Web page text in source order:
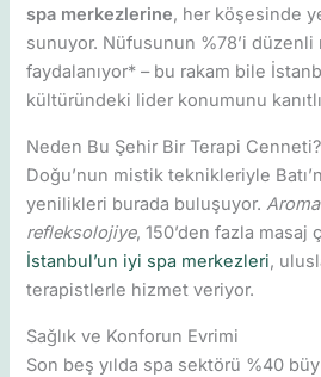
spa merkezlerine, her köşesinde
sunuyor. Nüfusunun %78’i
faydalanıyor* – bu rakam bile
kültüründeki lider konumunu
Neden Bu Şehir Bir Terapi Cenneti?
Doğu’nun mistik teknikleriyle
yenilikleri burada buluşuyor.
refleksolojiye, 150’den fazla masaj
İstanbul’un iyi spa merkezleri,
terapistlerle hizmet veriyor.
Sağlık ve Konforun Evrimi
Son beş yılda spa sektörü %40